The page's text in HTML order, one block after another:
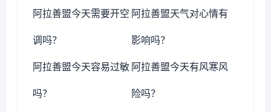
阿拉善盟今天需要开空
调吗？
阿拉善盟天气对心情有
影响吗？
阿拉善盟今天容易过敏
吗？
阿拉善盟今天有风寒风
险吗？